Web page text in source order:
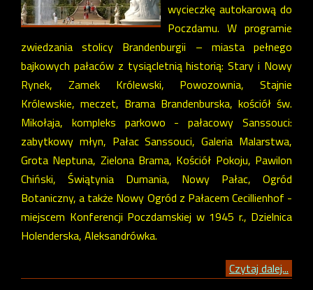
wycieczkę autokarową do
Poczdamu. W programie
zwiedzania stolicy Brandenburgii – miasta pełnego
bajkowych pałaców z tysiącletnią historią: Stary i Nowy
Rynek, Zamek Królewski, Powozownia, Stajnie
Królewskie, meczet, Brama Brandenburska, kościół św.
Mikołaja, kompleks parkowo - pałacowy Sanssouci:
zabytkowy młyn, Pałac Sanssouci, Galeria Malarstwa,
Grota Neptuna, Zielona Brama, Kościół Pokoju, Pawilon
Chiński, Świątynia Dumania, Nowy Pałac, Ogród
Botaniczny, a także Nowy Ogród z Pałacem Cecillienhof -
miejscem Konferencji Poczdamskiej w 1945 r., Dzielnica
Holenderska, Aleksandrówka.
Czytaj dalej...